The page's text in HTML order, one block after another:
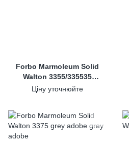
Forbo Marmoleum Solid
Walton 3355/335535
rosemary green *
Ціну уточнюйте